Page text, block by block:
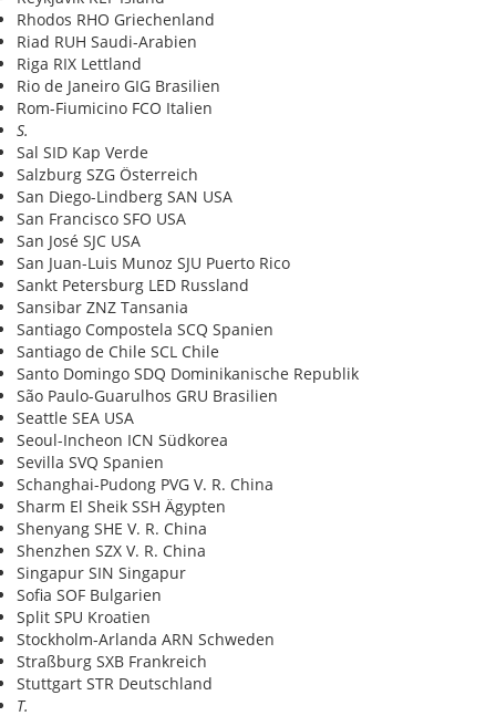
Rhodos RHO Griechenland
Riad RUH Saudi-Arabien
Riga RIX Lettland
Rio de Janeiro GIG Brasilien
Rom-Fiumicino FCO Italien
S.
Sal SID Kap Verde
Salzburg SZG Österreich
San Diego-Lindberg SAN USA
San Francisco SFO USA
San José SJC USA
San Juan-Luis Munoz SJU Puerto Rico
Sankt Petersburg LED Russland
Sansibar ZNZ Tansania
Santiago Compostela SCQ Spanien
Santiago de Chile SCL Chile
Santo Domingo SDQ Dominikanische Republik
São Paulo-Guarulhos GRU Brasilien
Seattle SEA USA
Seoul-Incheon ICN Südkorea
Sevilla SVQ Spanien
Schanghai-Pudong PVG V. R. China
Sharm El Sheik SSH Ägypten
Shenyang SHE V. R. China
Shenzhen SZX V. R. China
Singapur SIN Singapur
Sofia SOF Bulgarien
Split SPU Kroatien
Stockholm-Arlanda ARN Schweden
Straßburg SXB Frankreich
Stuttgart STR Deutschland
T.